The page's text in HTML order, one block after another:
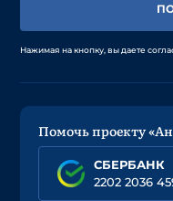
Нажимая на кнопку, вы даете
Помочь проекту
СБЕРБАНК
2202 2036